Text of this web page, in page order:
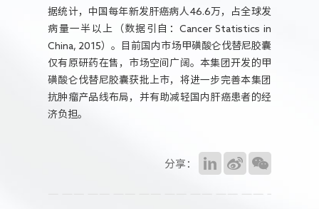
据统计，中国每年新发肝癌病人46.6万，占全球发
病量一半以上（数据引自：Cancer Statistics in
China, 2015）。目前国内市场甲磺酸仑伐替尼胶囊
仅有原研药在售，市场空间广阔。本集团开发的甲
磺酸仑伐替尼胶囊获批上市，将进一步完善本集团
抗肿瘤产品线布局，并有助减轻国内肝癌患者的经
济负担。
分享：